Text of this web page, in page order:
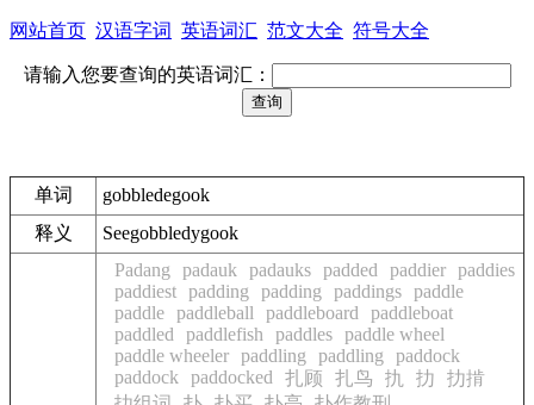
网站首页 汉语字词 英语词汇 范文大全 符号大全
请输入您要查询的英语词汇：
单词
gobbledegook
释义
Seegobbledygook
Padang padauk padauks padded paddier paddies
paddiest padding padding paddings paddle
paddle paddleball paddleboard
paddleboat
paddled
paddlefish paddles paddle wheel
paddle wheeler paddling paddling
paddock
paddock
paddocked 扎顾 扎鸟 扏 扐
扐掯